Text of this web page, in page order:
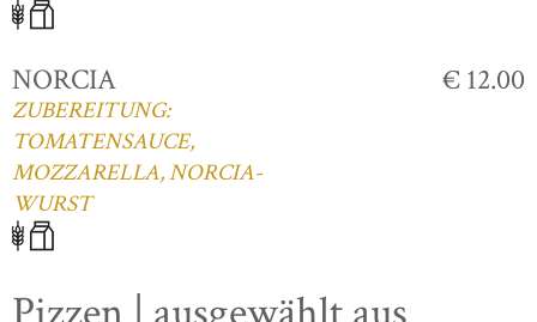
NORCIA
ZUBEREITUNG:
TOMATENSAUCE,
MOZZARELLA, NORCIA-
WURST
€ 12.00